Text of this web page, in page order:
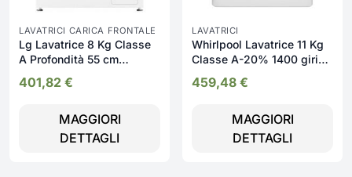
LAVATRICI CARICA FRONTALE
Lg Lavatrice 8 Kg Classe
A Profondità 55 cm
Inverter Vapore Wi-Fi
- F4NX1008NWK
401,82 €
MAGGIORI
DETTAGLI
LAVATRICI
Whirlpool Lavatrice 11 Kg
Classe A-20% 1400 giri
BSV IT
459,48 €
MAGGIORI
DETTAGLI